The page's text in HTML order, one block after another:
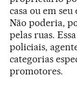
casa ou em
Não poderia,
pelas ruas.
policiais,
categorias
promotores.